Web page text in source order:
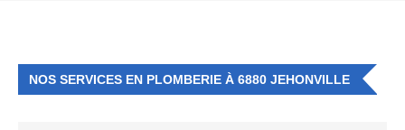
NOS SERVICES EN PLOMBERIE À 6880 JEHONVILLE